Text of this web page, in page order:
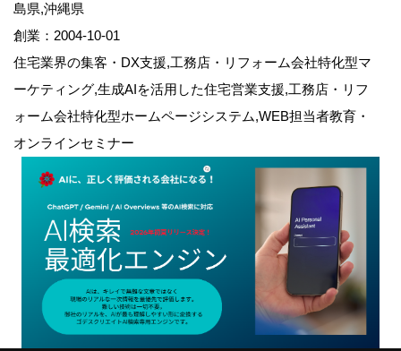
島県,沖縄県
創業：2004-10-01
住宅業界の集客・DX支援,工務店・リフォーム会社特化型マ
ーケティング,生成AIを活用した住宅営業支援,工務店・リフ
ォーム会社特化型ホームページシステム,WEB担当者教育・
オンラインセミナー